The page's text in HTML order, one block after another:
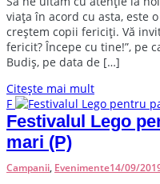
viața în acord cu asta, este
creștem copii fericiți. Vă
fericit? Începe cu tine!”, pe
Budiș, pe data de […]
Citește mai mult
F
Festivalul Lego
mari (P)
Campanii, Evenimente14/09/